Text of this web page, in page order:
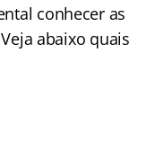
conhecer as
abaixo quais